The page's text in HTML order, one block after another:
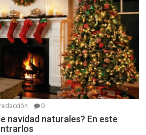
redacción 0
navidad naturales? En este